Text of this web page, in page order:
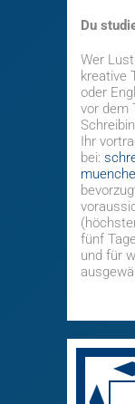
Du
Wer
kreative
oder
vor dem
Ihr
bei:
fünf
und für